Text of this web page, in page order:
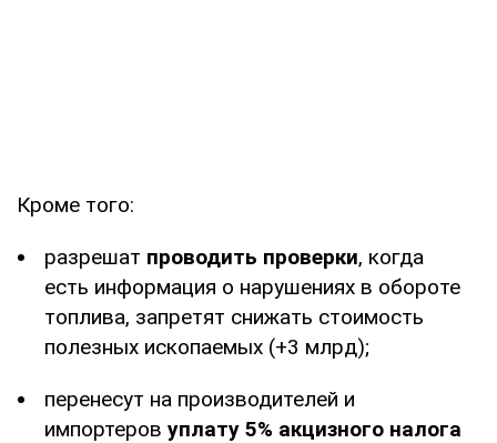
Кроме того:
разрешат проводить проверки, когда
есть информация о нарушениях в обороте
топлива, запретят снижать стоимость
полезных ископаемых (+3 млрд);
перенесут на производителей и
импортеров уплату 5% акцизного налога